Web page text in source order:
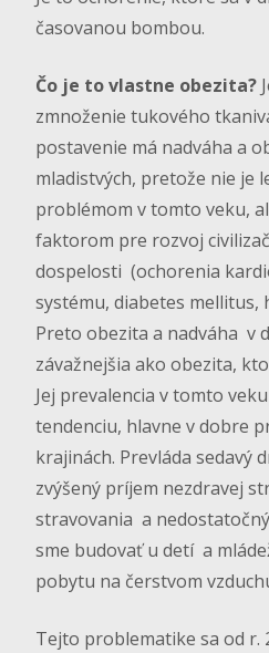
časovanou bombou.
Čo je to vlastne obezita?
zmnoženie tukového
postavenie má nadváha a
mladistvých, pretože nie je
problémom v tomto veku,
faktorom pre rozvoj
dospelosti (ochorenia
systému, diabetes mellitus,
Preto obezita a nadváha v
závažnejšia ako obezita,
Jej prevalencia v tomto
tendenciu, hlavne v dobre
krajinách. Prevláda sedavý
zvýšený príjem nezdravej
stravovania a
sme budovať u detí a
pobytu na čerstvom
Tejto problematike sa od r.